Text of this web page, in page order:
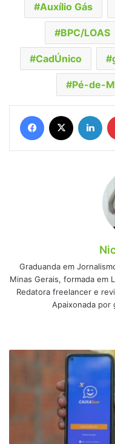
Auxílio Gás
BPC/LOAS
CadÚnico
Pé-de-
Facebook
Graduanda em
Minas Gerais, formada em
Redatora freelancer e
Apaixonada por
Caixa